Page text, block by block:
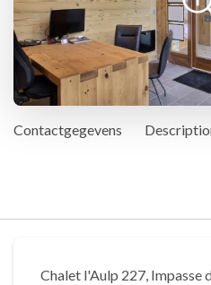
Contactgegevens
Chalet l'Aulp 227, Impasse